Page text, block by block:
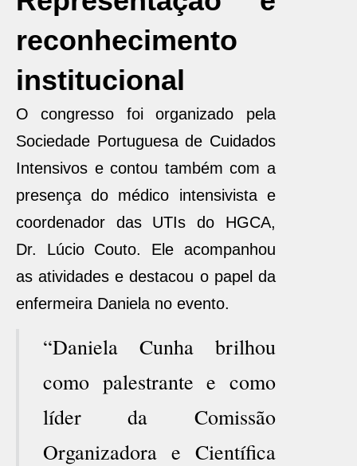
reconhecimento
institucional
O congresso foi organizado pela
Sociedade Portuguesa de Cuidados
Intensivos e contou também com a
presença do médico intensivista e
coordenador das UTIs do HGCA,
Dr. Lúcio Couto. Ele acompanhou
as atividades e destacou o papel da
enfermeira Daniela no evento.
“Daniela Cunha brilhou
como palestrante e como
líder da Comissão
Organizadora e Científica